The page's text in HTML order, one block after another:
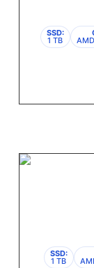
SSD:
1 TB
SSD:
1 TB